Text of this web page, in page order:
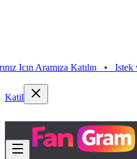
Katılın•Istek videolar
Katil